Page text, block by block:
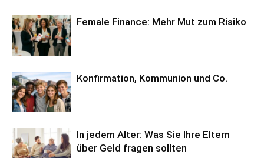
Female Finance: Mehr Mut zum Risiko
Konfirmation, Kommunion und Co.
In jedem Alter: Was Sie Ihre Eltern
über Geld fragen sollten